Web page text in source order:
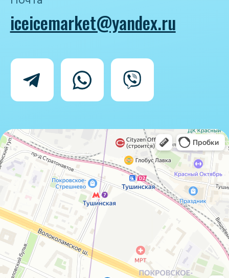
Политика конфиденциальности
Согласие на обработку персональных
данных
IceIceMarket © 2025